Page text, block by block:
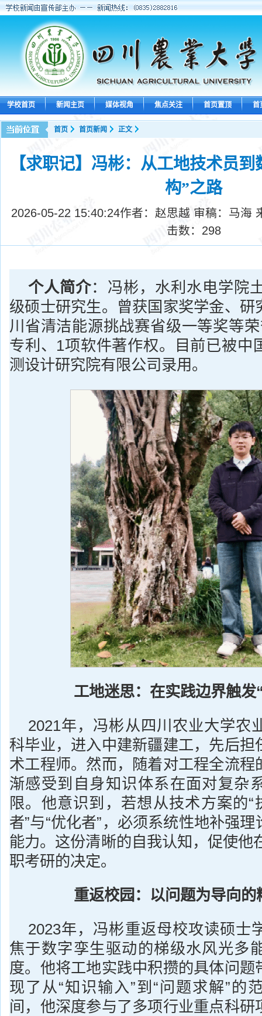
学校首页 新闻主页 媒体视角 焦点关注 首页置顶 首
首页 首页新闻 正文
【求职记】冯彬：从工地技术员
构”之路
2026-05-22 15:40:24作者：赵思越 审稿：马海
击数： 298
个人简介：冯彬，水利水电学院
级硕士研究生。曾获国家奖学金、研
川省清洁能源挑战赛省级一等奖等
专利、1项软件著作权。目前已被中
测设计研究院有限公司录用。
工地迷思：在实践边界触发
2021年，冯彬从四川农业大学农
科毕业，进入中建新疆建工，先后担
术工程师。然而，随着对工程全流程
渐感受到自身知识体系在面对复杂
限。他意识到，若想从技术方案的“
者”与“优化者”，必须系统性地补强
能力。这份清晰的自我认知，促使他
职考研的决定。
重返校园：以问题为导向的
2023年，冯彬重返母校攻读硕士
焦于数字孪生驱动的梯级水风光多
度。他将工地实践中积攒的具体问题
现了从“知识输入”到“问题求解”的
间，他深度参与了多项行业重点科研